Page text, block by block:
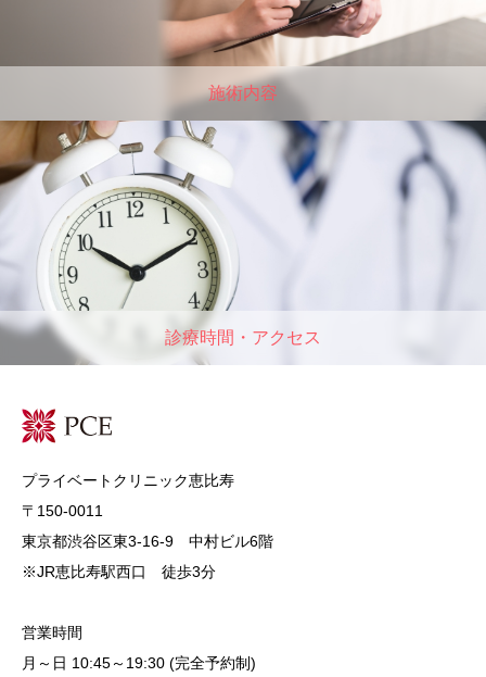
施術内容
診療時間・アクセス
プライベートクリニック恵比寿
〒150-0011
東京都渋谷区東3-16-9 中村ビル6階
※JR恵比寿駅西口 徒歩3分
営業時間
月～日 10:45～19:30 (完全予約制)